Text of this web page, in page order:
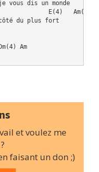
vous dis un monde
E(4)   Am(4)
du plus fort
Am
et voulez me
faisant un don ;)